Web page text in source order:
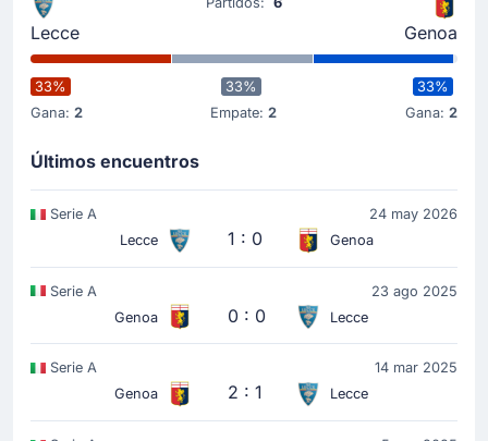
Lecce Genoa
33%
Gana: 2
33%
Empate:2
33%
Gana: 2
Últimos encuentros
Serie A
24 may 2026
Lecce
1 : 0 Genoa
Serie A
23 ago 2025
Genoa
0 : 0 Lecce
Serie A
14 mar 2025
Genoa
2 : 1 Lecce